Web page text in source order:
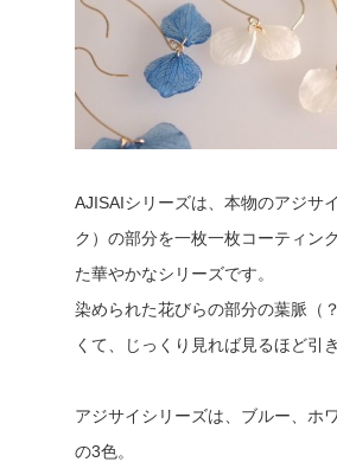
AJISAIシリーズは、本物のアジサ
ク）の部分を一枚一枚コーティン
た華やかなシリーズです。
染められた花びらの部分の葉脈（
くて、じっくり見れば見るほど引
アジサイシリーズは、ブルー、ホ
の3色。